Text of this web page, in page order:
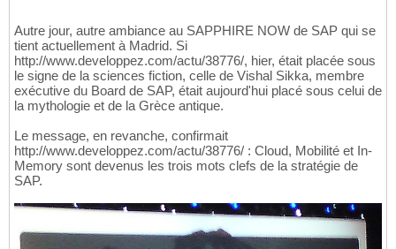
Autre jour, autre ambiance au SAPPHIRE NOW de SAP qui se
tient actuellement à Madrid. Si
http://www.developpez.com/actu/38776/, hier, était placée sous
le signe de la sciences fiction, celle de Vishal Sikka, membre
exécutive du Board de SAP, était aujourd'hui placé sous celui de
la mythologie et de la Grèce antique.
Le message, en revanche, confirmait
http://www.developpez.com/actu/38776/ : Cloud, Mobilité et In-
Memory sont devenus les trois mots clefs de la stratégie de
SAP.